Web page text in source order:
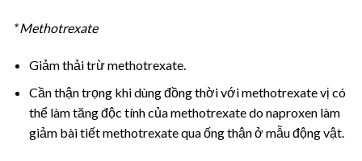
* Methotrexate
Giảm thải trừ methotrexate.
Cần thận trọng khi dùng đồng thời với methotrexate vị có
thể làm tăng độc tính của methotrexate do naproxen làm
giảm bài tiết methotrexate qua ống thận ở mẫu động vật.